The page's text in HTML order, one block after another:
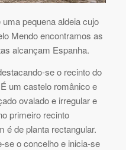
pequena aldeia cujo
Mendo encontramos as
alcançam Espanha.
se o recinto do
um castelo românico e
ovalado e irregular e
primeiro recinto
é de planta rectangular.
se o concelho e inicia-se